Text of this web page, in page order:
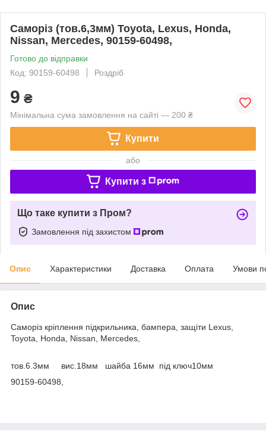
Саморіз (тов.6,3мм) Toyota, Lexus, Honda,
Nissan, Mercedes, 90159-60498,
Готово до відправки
Код: 90159-60498
Роздріб
9 ₴
Мінімальна сума замовлення на сайті — 200 ₴
Купити
або
Купити з
Що таке купити з Пром?
Замовлення під захистом
Опис Характеристики Доставка Оплата Умови
Опис
Саморіз кріплення підкрильника, бампера, защіти Lexus,
Toyota, Honda, Nissan, Mercedes,
тов.6.3мм вис.18мм шайба 16мм під ключ10мм
90159-60498,